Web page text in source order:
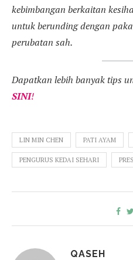
kebimbangan berkaitan
untuk berunding dengan
perubatan sah.
Dapatkan lebih banyak tips
SINI!
LIN MIN CHEN PATI AYAM
PENGURUS KEDAI SEHARI
QASEH